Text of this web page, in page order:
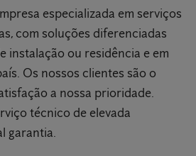
especializada em serviços
com soluções diferenciadas
instalação ou residência e em
Os nossos clientes são o
a nossa prioridade.
técnico de elevada
garantia.